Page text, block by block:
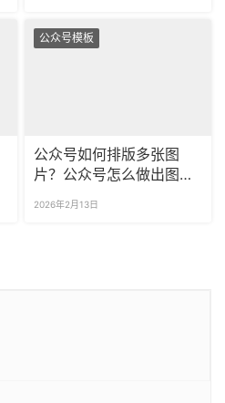
公众号模板
公众号如何排版多张图
片？公众号怎么做出图片
2026年2月13日